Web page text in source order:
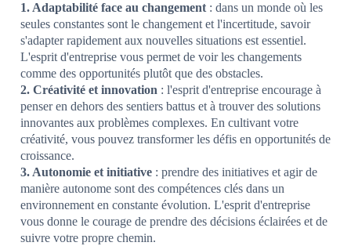
1. Adaptabilité face au changement : dans un monde où les
seules constantes sont le changement et l'incertitude, savoir
s'adapter rapidement aux nouvelles situations est essentiel.
L'esprit d'entreprise vous permet de voir les changements
comme des opportunités plutôt que des obstacles.
2. Créativité et innovation : l'esprit d'entreprise encourage à
penser en dehors des sentiers battus et à trouver des solutions
innovantes aux problèmes complexes. En cultivant votre
créativité, vous pouvez transformer les défis en opportunités de
croissance.
3. Autonomie et initiative : prendre des initiatives et agir de
manière autonome sont des compétences clés dans un
environnement en constante évolution. L'esprit d'entreprise
vous donne le courage de prendre des décisions éclairées et de
suivre votre propre chemin.